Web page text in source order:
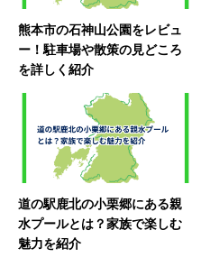
熊本市の石神山公園をレビュ
ー！駐車場や散策の見どころ
を詳しく紹介
道の駅鹿北の小栗郷にある親
水プールとは？家族で楽しむ
魅力を紹介